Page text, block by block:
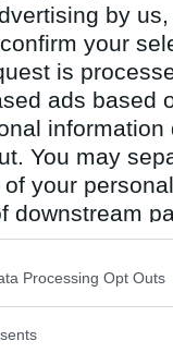
by
your
is
ads based
You may
your
downstream
by us
Participants
that this
Processing Opt Outs